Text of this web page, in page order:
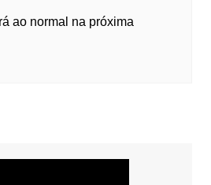
ao normal na próxima